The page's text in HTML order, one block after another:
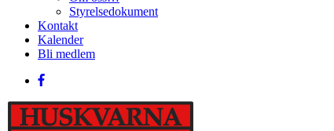
Styrelsedokument
Kontakt
Kalender
Bli medlem